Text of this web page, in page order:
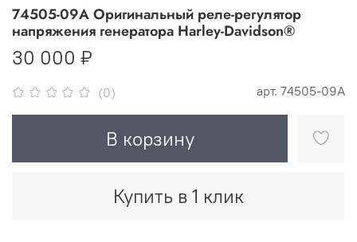
(0) арт. 74505-09А
74505-09А Оригинальный реле-регулятор
напряжения генератора Harley-Davidson®
30 000 ₽
В корзину
Купить в 1 клик